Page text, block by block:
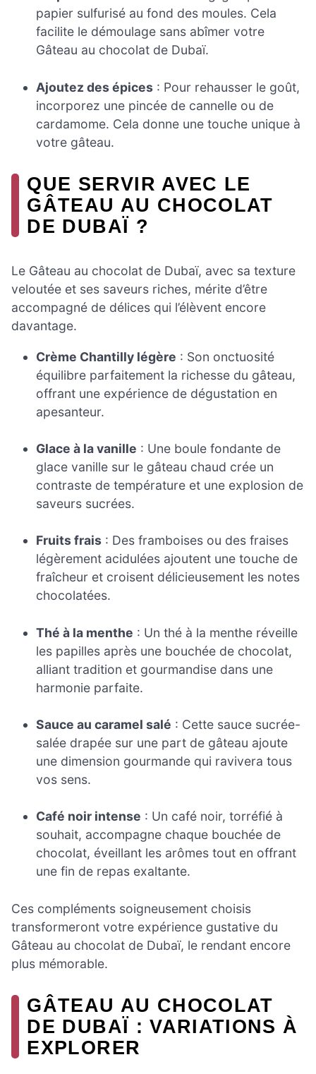
papier sulfurisé au fond des moules. Cela
facilite le démoulage sans abîmer votre
Gâteau au chocolat de Dubaï.
Ajoutez des épices : Pour rehausser le goût,
incorporez une pincée de cannelle ou de
cardamome. Cela donne une touche unique à
votre gâteau.
QUE SERVIR AVEC LE
GÂTEAU AU CHOCOLAT
DE DUBAÏ ?
Le Gâteau au chocolat de Dubaï, avec sa texture
veloutée et ses saveurs riches, mérite d’être
accompagné de délices qui l’élèvent encore
davantage.
Crème Chantilly légère : Son onctuosité
équilibre parfaitement la richesse du gâteau,
offrant une expérience de dégustation en
apesanteur.
Glace à la vanille : Une boule fondante de
glace vanille sur le gâteau chaud crée un
contraste de température et une explosion de
saveurs sucrées.
Fruits frais : Des framboises ou des fraises
légèrement acidulées ajoutent une touche de
fraîcheur et croisent délicieusement les notes
chocolatées.
Thé à la menthe : Un thé à la menthe réveille
les papilles après une bouchée de chocolat,
alliant tradition et gourmandise dans une
harmonie parfaite.
Sauce au caramel salé : Cette sauce sucrée-
salée drapée sur une part de gâteau ajoute
une dimension gourmande qui ravivera tous
vos sens.
Café noir intense : Un café noir, torréfié à
souhait, accompagne chaque bouchée de
chocolat, éveillant les arômes tout en offrant
une fin de repas exaltante.
Ces compléments soigneusement choisis
transformeront votre expérience gustative du
Gâteau au chocolat de Dubaï, le rendant encore
plus mémorable.
GÂTEAU AU CHOCOLAT
DE DUBAÏ : VARIATIONS À
EXPLORER